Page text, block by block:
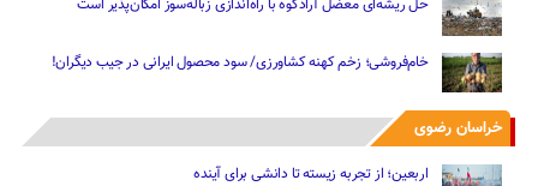
حل ریشه‌ای معضل آرادکوه با راه‌اندازی زباله‌سوز امکان‌پذیر است
خام‌فروشی؛ زخم کهنه کشاورزی/ سود محصول ایرانی در جیب دیگران!
خراسان رضوی
اربعین؛ از تجربه زیسته تا دانشی برای آینده